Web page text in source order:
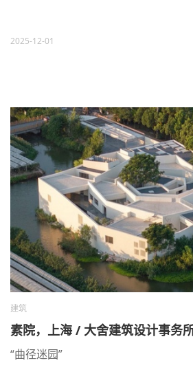
2025-12-01
建筑
素院，上海 / 大舍建筑设计事务
“曲径迷园”